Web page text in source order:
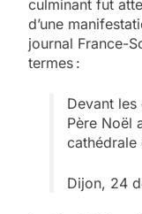
culminant fut
d’une
journal France-
termes :
Devant
Père Noël
cathédrale
Dijon, 24